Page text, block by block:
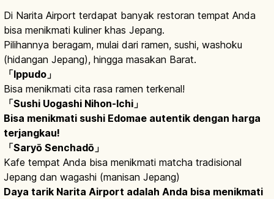
Di Narita Airport terdapat banyak restoran tempat Anda
bisa menikmati kuliner khas Jepang.
Pilihannya beragam, mulai dari ramen, sushi, washoku
(hidangan Jepang), hingga masakan Barat.
「Ippudo」
Bisa menikmati cita rasa ramen terkenal!
「Sushi Uogashi Nihon-Ichi」
Bisa menikmati sushi Edomae autentik dengan harga
terjangkau!
「Saryō Senchadō」
Kafe tempat Anda bisa menikmati matcha tradisional
Jepang dan wagashi (manisan Jepang)
Daya tarik Narita Airport adalah Anda bisa menikmati